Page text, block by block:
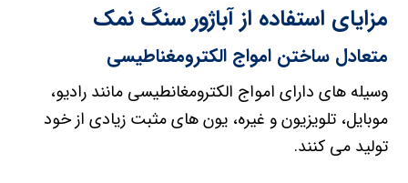
مزایای استفاده از آباژور سنگ نمک
متعادل ساختن امواج الکترومغناطیسی
وسیله های دارای امواج الکترومغانطیسی مانند رادیو،
موبایل، تلویزیون و غیره، یون های مثبت زیادی از خود
تولید می کنند.